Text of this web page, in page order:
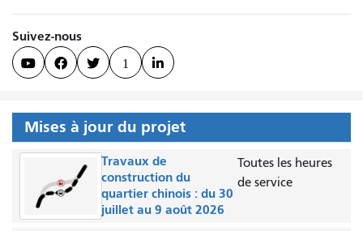
Suivez-nous
   1 
Mises à jour du projet
Travaux de
construction du
quartier chinois : du 30
juillet au 9 août 2026
Toutes les heures
de service